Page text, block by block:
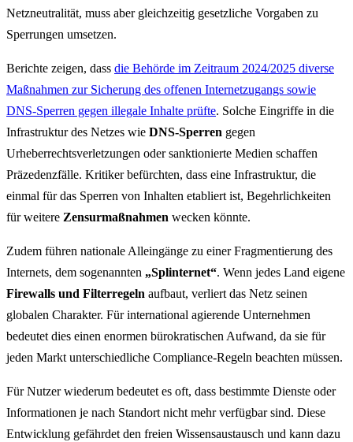
Netzneutralität, muss aber gleichzeitig gesetzliche Vorgaben zu
Sperrungen umsetzen.
Berichte zeigen, dass die Behörde im Zeitraum 2024/2025 diverse
Maßnahmen zur Sicherung des offenen Internetzugangs sowie
DNS-Sperren gegen illegale Inhalte prüfte. Solche Eingriffe in die
Infrastruktur des Netzes wie DNS-Sperren gegen
Urheberrechtsverletzungen oder sanktionierte Medien schaffen
Präzedenzfälle. Kritiker befürchten, dass eine Infrastruktur, die
einmal für das Sperren von Inhalten etabliert ist, Begehrlichkeiten
für weitere Zensurmaßnahmen wecken könnte.
Zudem führen nationale Alleingänge zu einer Fragmentierung des
Internets, dem sogenannten „Splinternet“. Wenn jedes Land eigene
Firewalls und Filterregeln aufbaut, verliert das Netz seinen
globalen Charakter. Für international agierende Unternehmen
bedeutet dies einen enormen bürokratischen Aufwand, da sie für
jeden Markt unterschiedliche Compliance-Regeln beachten müssen.
Für Nutzer wiederum bedeutet es oft, dass bestimmte Dienste oder
Informationen je nach Standort nicht mehr verfügbar sind. Diese
Entwicklung gefährdet den freien Wissensaustausch und kann dazu